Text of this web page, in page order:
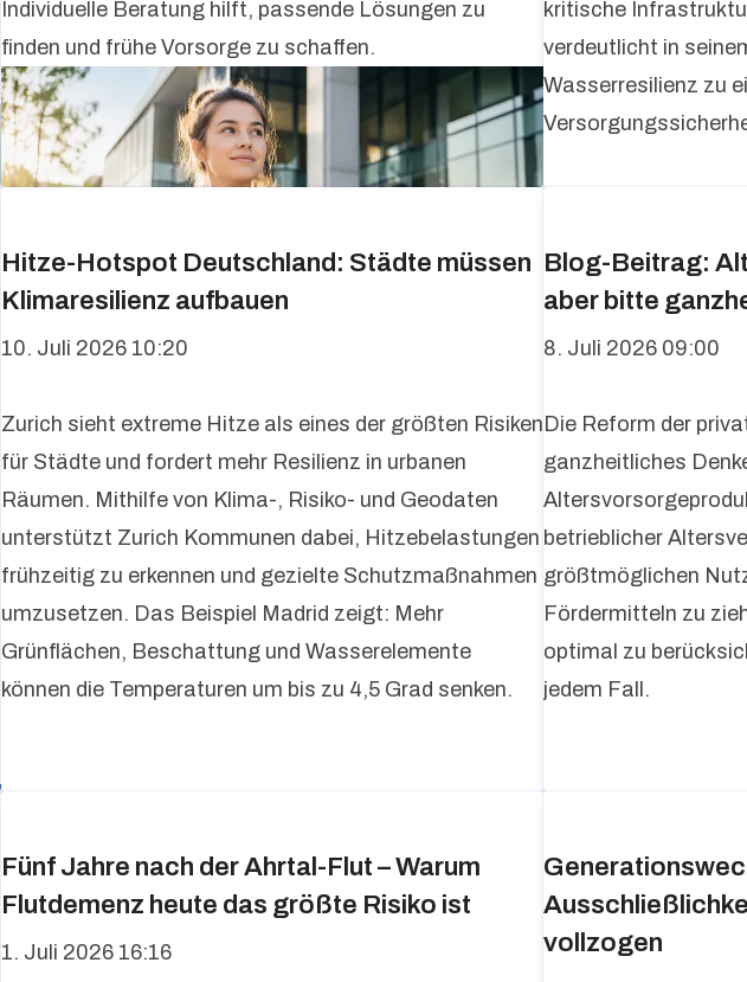
Individuelle Beratung hilft, passende Lösungen zu
finden und frühe Vorsorge zu schaffen.
kritische
verdeutlicht in
Wasserresilienz zu
Hitze-Hotspot Deutschland: Städte müssen
Klimaresilienz aufbauen
10. Juli 2026 10:20
Zurich sieht extreme Hitze als eines der größten Risiken
für Städte und fordert mehr Resilienz in urbanen
Räumen. Mithilfe von Klima-, Risiko- und Geodaten
unterstützt Zurich Kommunen dabei, Hitzebelastungen
frühzeitig zu erkennen und gezielte Schutzmaßnahmen
umzusetzen. Das Beispiel Madrid zeigt: Mehr
Grünflächen, Beschattung und Wasserelemente
können die Temperaturen um bis zu 4,5 Grad senken.
Blog-Beitrag:
aber bitte
8. Juli 2026 09:00
Die Reform der
ganzheitliches
betrieblicher
größtmöglichen
Fördermitteln zu
optimal zu
jedem Fall.
Fünf Jahre nach der Ahrtal-Flut – Warum
Flutdemenz heute das größte Risiko ist
1. Juli 2026 16:16
vollzogen